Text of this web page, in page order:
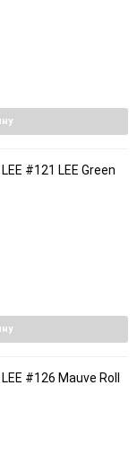
#121 LEE Green
#126 Mauve Roll